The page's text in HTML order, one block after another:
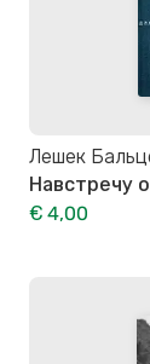
Лешек
Навстречу
€ 4,00